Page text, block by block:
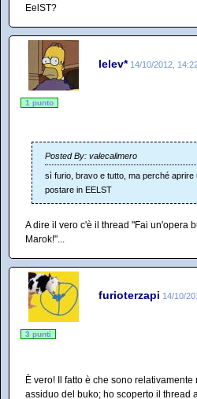
EelST?
lelev* 14/10/2012,
1 punto
Posted By: valecalimero
sì furio, bravo e tutto, ma perché aprire
postare in EELST
A dire il vero c'è il thread "Fai un'opera
Marok!"...
furioterzapi 14/10/
3 punti
È vero! Il fatto è che sono
assiduo del buko; ho scoperto il thread